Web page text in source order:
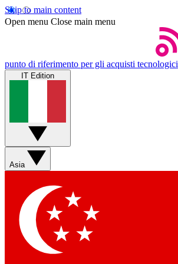
Skip to main content
Open menu Close main menu
punto di riferimento per gli acquisti tecnologici
IT Edition
Asia